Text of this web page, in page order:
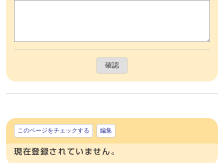
確認
このページをチェックする 編集
現在登録されていません。